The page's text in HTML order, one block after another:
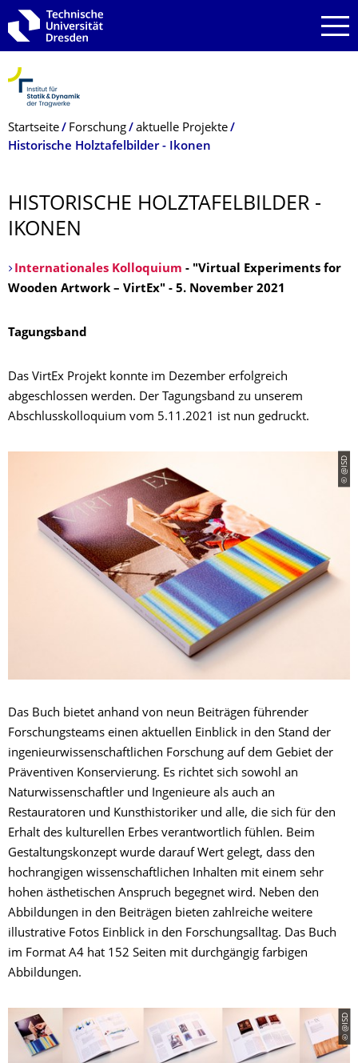
Zur Hauptnavigation springen
Zur Suche springen
Zum Inhalt springen
Breadcrumb-Menü
Startseite Forschung
aktuelle Projekte
Historische Holztafelbilder - Ikonen
HISTORISCHE HOLZTAFELBILDER -
IKONEN
Internationales Kolloquium - "Virtual Experiments for
Wooden Artwork – VirtEx" - 5. November 2021
Tagungsband
Das VirtEx Projekt konnte im Dezember erfolgreich
abgeschlossen werden. Der Tagungsband zu unserem
Abschlusskolloquium vom 5.11.2021 ist nun gedruckt.
© @ISD
Das Buch bietet anhand von neun Beiträgen führender
Forschungsteams einen aktuellen Einblick in den Stand der
ingenieurwissenschaftlichen Forschung auf dem Gebiet der
Präventiven Konservierung. Es richtet sich sowohl an
Naturwissenschaftler und Ingenieure als auch an
Restauratoren und Kunsthistoriker und alle, die sich für den
Erhalt des kulturellen Erbes verantwortlich fühlen. Beim
Gestaltungskonzept wurde darauf Wert gelegt, dass den
hochrangigen wissenschaftlichen Inhalten mit einem sehr
hohen ästhetischen Anspruch begegnet wird. Neben den
Abbildungen in den Beiträgen bieten zahlreiche weitere
illustrative Fotos Einblick in den Forschungsalltag. Das Buch
im Format A4 hat 152 Seiten mit durchgängig farbigen
Abbildungen.
© @ISD